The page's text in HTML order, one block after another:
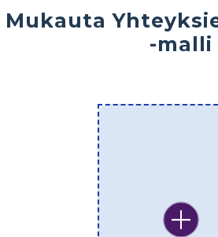
Mukauta
-malli